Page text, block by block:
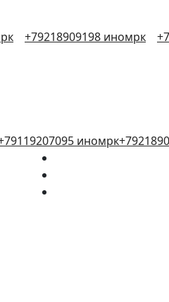
+79218909198 иномрк
иномрк